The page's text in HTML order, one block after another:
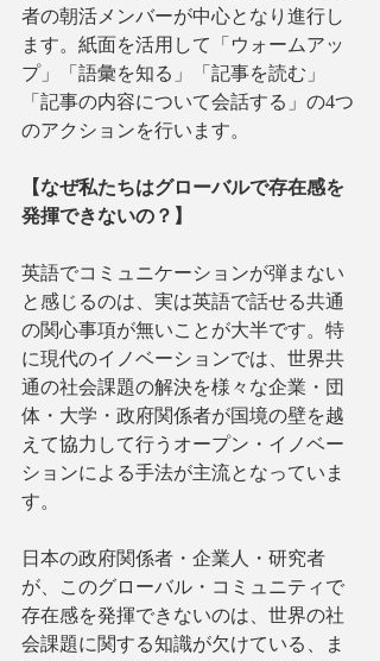
者の朝活メンバーが中心となり進行し
ます。紙面を活用して「ウォームアッ
プ」「語彙を知る」「記事を読む」
「記事の内容について会話する」の4つ
のアクションを行います。
【なぜ私たちはグローバルで存在感を
発揮できないの？】
英語でコミュニケーションが弾まない
と感じるのは、実は英語で話せる共通
の関心事項が無いことが大半です。特
に現代のイノベーションでは、世界共
通の社会課題の解決を様々な企業・団
体・大学・政府関係者が国境の壁を越
えて協力して行うオープン・イノベー
ションによる手法が主流となっていま
す。
日本の政府関係者・企業人・研究者
が、このグローバル・コミュニティで
存在感を発揮できないのは、世界の社
会課題に関する知識が欠けている、ま